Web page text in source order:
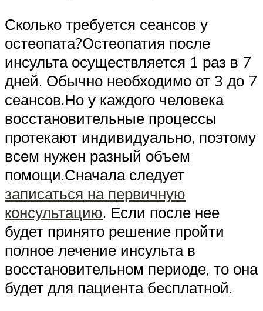
Сколько требуется сеансов у
остеопата?Остеопатия после
инсульта осуществляется 1 раз в 7
дней. Обычно необходимо от 3 до 7
сеансов.Но у каждого человека
восстановительные процессы
протекают индивидуально, поэтому
всем нужен разный объем
помощи.Сначала следует
записаться на первичную
консультацию. Если после нее
будет принято решение пройти
полное лечение инсульта в
восстановительном периоде, то она
будет для пациента бесплатной.